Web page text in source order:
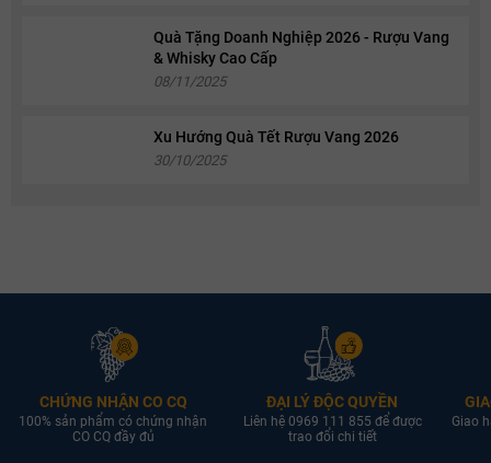
Quà Tặng Doanh Nghiệp 2026 - Rượu Vang
& Whisky Cao Cấp
08/11/2025
Xu Hướng Quà Tết Rượu Vang 2026
30/10/2025
CHỨNG NHẬN CO CQ
100% sản phẩm có chứng nhận
CO CQ đầy đủ
ĐẠI LÝ ĐỘC QUYỀN
Liên hệ 0969 111 855 để được
trao đổi chi tiết
Giao